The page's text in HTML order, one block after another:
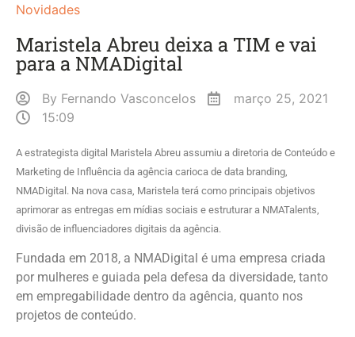
Novidades
Maristela Abreu deixa a TIM e vai
para a NMADigital
By Fernando Vasconcelos
março 25, 2021
15:09
A estrategista digital Maristela Abreu assumiu a diretoria de Conteúdo e
Marketing de Influência da agência carioca de data branding,
NMADigital. Na nova casa, Maristela terá como principais objetivos
aprimorar as entregas em mídias sociais e estruturar a NMATalents,
divisão de influenciadores digitais da agência.
Fundada em 2018, a NMADigital é uma empresa criada
por mulheres e guiada pela defesa da diversidade, tanto
em empregabilidade dentro da agência, quanto nos
projetos de conteúdo.